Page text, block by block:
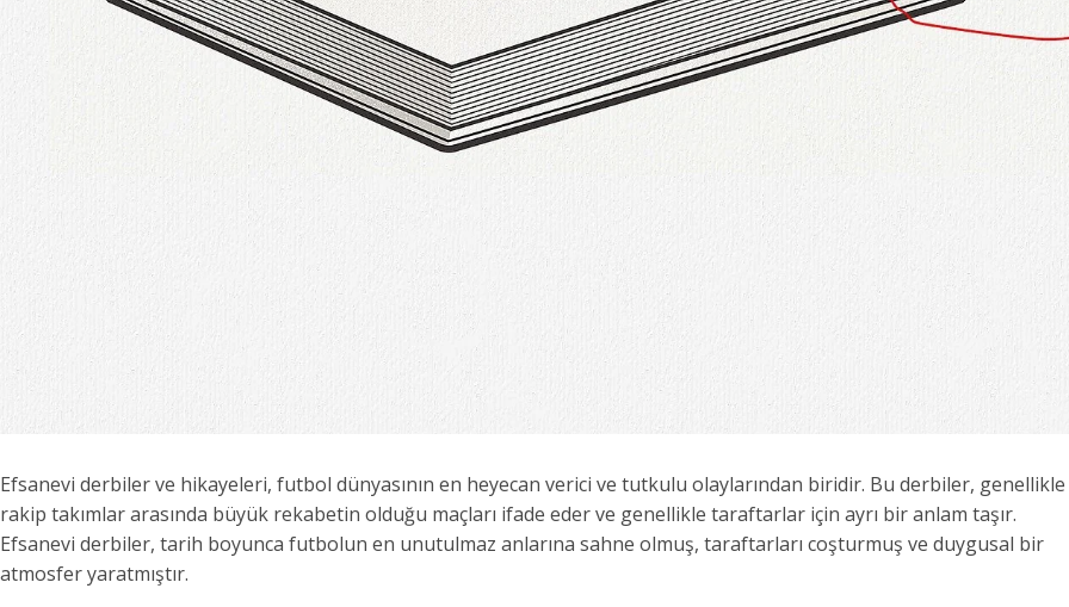
Efsanevi derbiler ve hikayeleri, futbol dünyasının en heyecan verici ve tutkulu olaylarından biridir. Bu derbiler, genellikle
rakip takımlar arasında büyük rekabetin olduğu maçları ifade eder ve genellikle taraftarlar için ayrı bir anlam taşır.
Efsanevi derbiler, tarih boyunca futbolun en unutulmaz anlarına sahne olmuş, taraftarları coşturmuş ve duygusal bir
atmosfer yaratmıştır.